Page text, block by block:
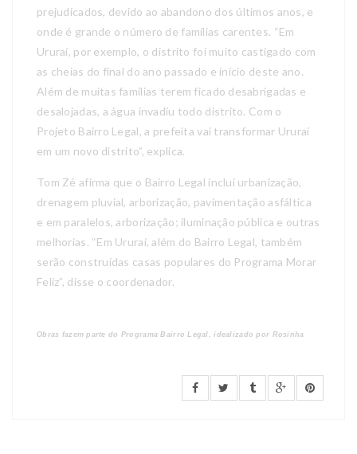
prejudicados, devido ao abandono dos últimos anos, e
onde é grande o número de famílias carentes. “Em
Ururaí, por exemplo, o distrito foi muito castigado com
as cheias do final do ano passado e início deste ano.
Além de muitas famílias terem ficado desabrigadas e
desalojadas, a água invadiu todo distrito. Com o
Projeto Bairro Legal, a prefeita vai transformar Ururaí
em um novo distrito”, explica.
Tom Zé afirma que o Bairro Legal inclui urbanização,
drenagem pluvial, arborização, pavimentação asfáltica
e em paralelos, arborização; iluminação pública e outras
melhorias. “Em Ururaí, além do Bairro Legal, também
serão construídas casas populares do Programa Morar
Feliz”, disse o coordenador.
Obras fazem parte do Programa Bairro Legal, idealizado por Rosinha